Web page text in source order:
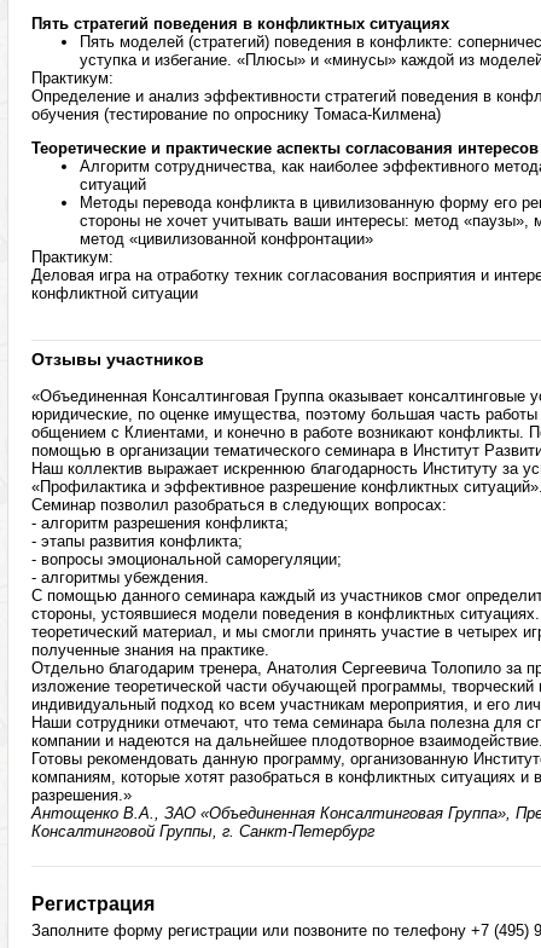
Пять стратегий поведения в конфликтных ситуациях
Пять моделей (стратегий) поведения в конфликте:
уступка и избегание. «Плюсы» и «минусы» каждой из
Практикум:
Определение и анализ эффективности стратегий поведения в
обучения (тестирование по опроснику Томаса-Килмена)
Теоретические и практические аспекты согласования
Алгоритм сотрудничества, как наиболее эффективного
ситуаций
Методы перевода конфликта в цивилизованную форму его
стороны не хочет учитывать ваши интересы: метод «паузы»,
метод «цивилизованной конфронтации»
Практикум:
Деловая игра на отработку техник согласования восприятия и
конфликтной ситуации
Отзывы участников
«Объединенная Консалтинговая Группа оказывает консалтинговые
юридические, по оценке имущества, поэтому большая часть
общением с Клиентами, и конечно в работе возникают конфликты.
помощью в организации тематического семинара в Институт
Наш коллектив выражает искреннюю благодарность Институту за
«Профилактика и эффективное разрешение конфликтных
Семинар позволил разобраться в следующих вопросах:
- алгоритм разрешения конфликта;
- этапы развития конфликта;
- вопросы эмоциональной саморегуляции;
- алгоритмы убеждения.
С помощью данного семинара каждый из участников смог
стороны, устоявшиеся модели поведения в конфликтных
теоретический материал, и мы смогли принять участие в четырех
полученные знания на практике.
Отдельно благодарим тренера, Анатолия Сергеевича Толопило за
изложение теоретической части обучающей программы,
индивидуальный подход ко всем участникам мероприятия, и его
Наши сотрудники отмечают, что тема семинара была полезна для
компании и надеются на дальнейшее плодотворное
Готовы рекомендовать данную программу, организованную
компаниям, которые хотят разобраться в конфликтных ситуациях и
разрешения.»
Антощенко В.А., ЗАО «Объединенная Консалтинговая Группа»,
Консалтинговой Группы, г. Санкт-Петербург
Регистрация
Заполните форму регистрации или позвоните по телефону +7 (495)